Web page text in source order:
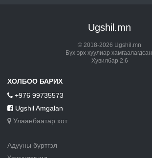
Ugshil.mn
© 2018-2026 Ugshil.mn
Бүх эрх хуулиар хамгаалагдсан.
Хувилбар 2.6
ХОЛБОО БАРИХ
+976 99735573
Ugshil Amgalan
Улаанбаатар хот
Адууны бүртгэл